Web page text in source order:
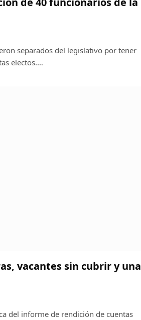
separados del legislativo por tener
electos.…
vacantes sin cubrir y una
del informe de rendición de cuentas